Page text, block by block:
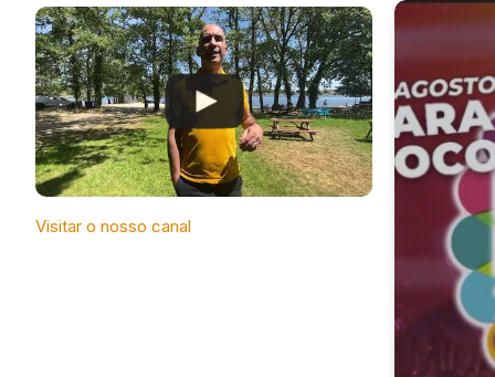
Visitar o nosso canal